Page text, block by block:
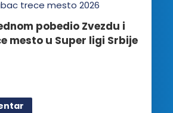
pobedio Zvezdu i
mesto u Super ligi Srbije